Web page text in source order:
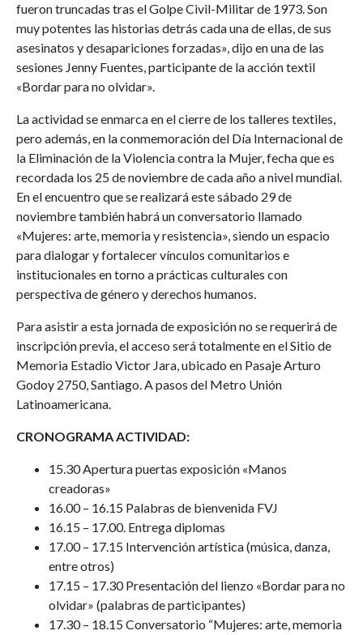
fueron truncadas tras el Golpe Civil-Militar de 1973. Son
muy potentes las historias detrás cada una de ellas, de sus
asesinatos y desapariciones forzadas», dijo en una de las
sesiones Jenny Fuentes, participante de la acción textil
«Bordar para no olvidar».
La actividad se enmarca en el cierre de los talleres textiles,
pero además, en la conmemoración del Día Internacional de
la Eliminación de la Violencia contra la Mujer, fecha que es
recordada los 25 de noviembre de cada año a nivel mundial.
En el encuentro que se realizará este sábado 29 de
noviembre también habrá un conversatorio llamado
«Mujeres: arte, memoria y resistencia», siendo un espacio
para dialogar y fortalecer vínculos comunitarios e
institucionales en torno a prácticas culturales con
perspectiva de género y derechos humanos.
Para asistir a esta jornada de exposición no se requerirá de
inscripción previa, el acceso será totalmente en el Sitio de
Memoria Estadio Victor Jara, ubicado en Pasaje Arturo
Godoy 2750, Santiago. A pasos del Metro Unión
Latinoamericana.
CRONOGRAMA ACTIVIDAD:
15.30 Apertura puertas exposición «Manos
creadoras»
16.00 – 16.15 Palabras de bienvenida FVJ
16.15 – 17.00. Entrega diplomas
17.00 – 17.15 Intervención artística (música, danza,
entre otros)
17.15 – 17.30 Presentación del lienzo «Bordar para no
olvidar» (palabras de participantes)
17.30 – 18.15 Conversatorio “Mujeres: arte, memoria